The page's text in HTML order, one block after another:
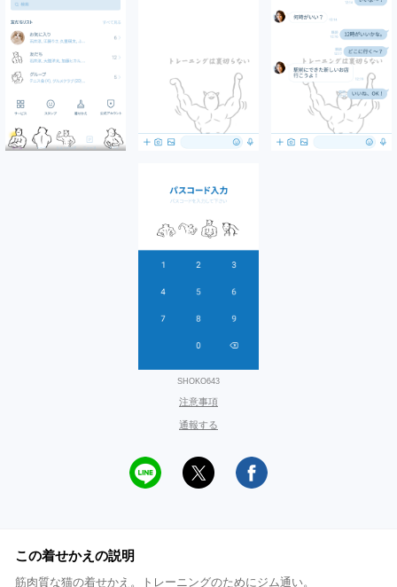
SHOKO643
注意事項
通報する
この着せかえの説明
筋肉質な猫の着せかえ。トレーニングのためにジム通い。